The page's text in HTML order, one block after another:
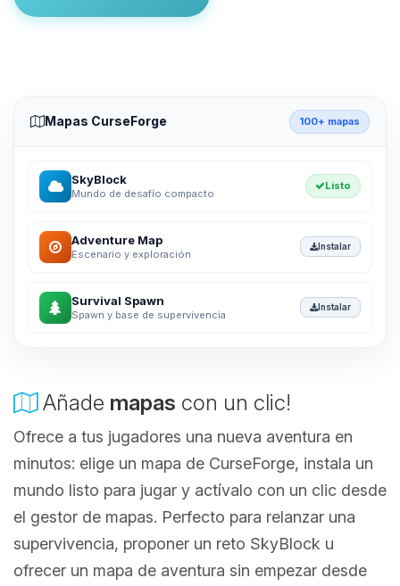
Mapas CurseForge 100+ mapas
SkyBlock
Mundo de desafío compacto
Listo
Adventure Map
Escenario y exploración
Instalar
Survival Spawn
Spawn y base de supervivencia
Instalar
Añade mapas con un clic!
Ofrece a tus jugadores una nueva aventura en
minutos: elige un mapa de CurseForge, instala un
mundo listo para jugar y actívalo con un clic desde
el gestor de mapas. Perfecto para relanzar una
supervivencia, proponer un reto SkyBlock u
ofrecer un mapa de aventura sin empezar desde